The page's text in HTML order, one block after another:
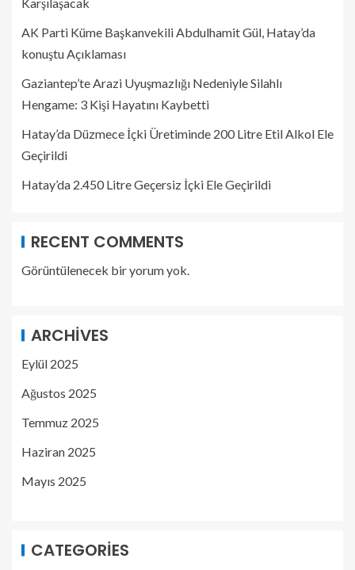
Karşılaşacak
AK Parti Küme Başkanvekili Abdulhamit Gül, Hatay’da
konuştu Açıklaması
Gaziantep’te Arazi Uyuşmazlığı Nedeniyle Silahlı
Hengame: 3 Kişi Hayatını Kaybetti
Hatay’da Düzmece İçki Üretiminde 200 Litre Etil Alkol Ele
Geçirildi
Hatay’da 2.450 Litre Geçersiz İçki Ele Geçirildi
RECENT COMMENTS
Görüntülenecek bir yorum yok.
ARCHIVES
Eylül 2025
Ağustos 2025
Temmuz 2025
Haziran 2025
Mayıs 2025
CATEGORIES